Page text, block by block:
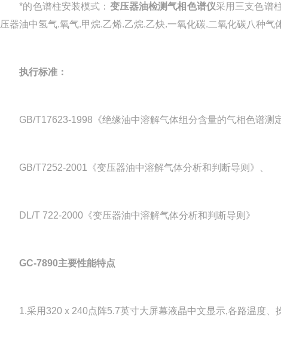
*的色谱柱安装模式： 变压器油检测气相色谱仪采用三支色谱
压器油中氢气.氧气.甲烷.乙烯.乙烷.乙炔.一氧化碳.二氧化碳八种气
执行标准：
GB/T17623-1998《绝缘油中溶解气体组分含量的气相色谱测定
GB/T7252-2001《变压器油中溶解气体分析和判断导则》、
DL/T 722-2000《变压器油中溶解气体分析和判断导则》
GC-7890主要性能特点
1.采用320 x 240点阵5.7英寸大屏幕液晶中文显示,各路温度、